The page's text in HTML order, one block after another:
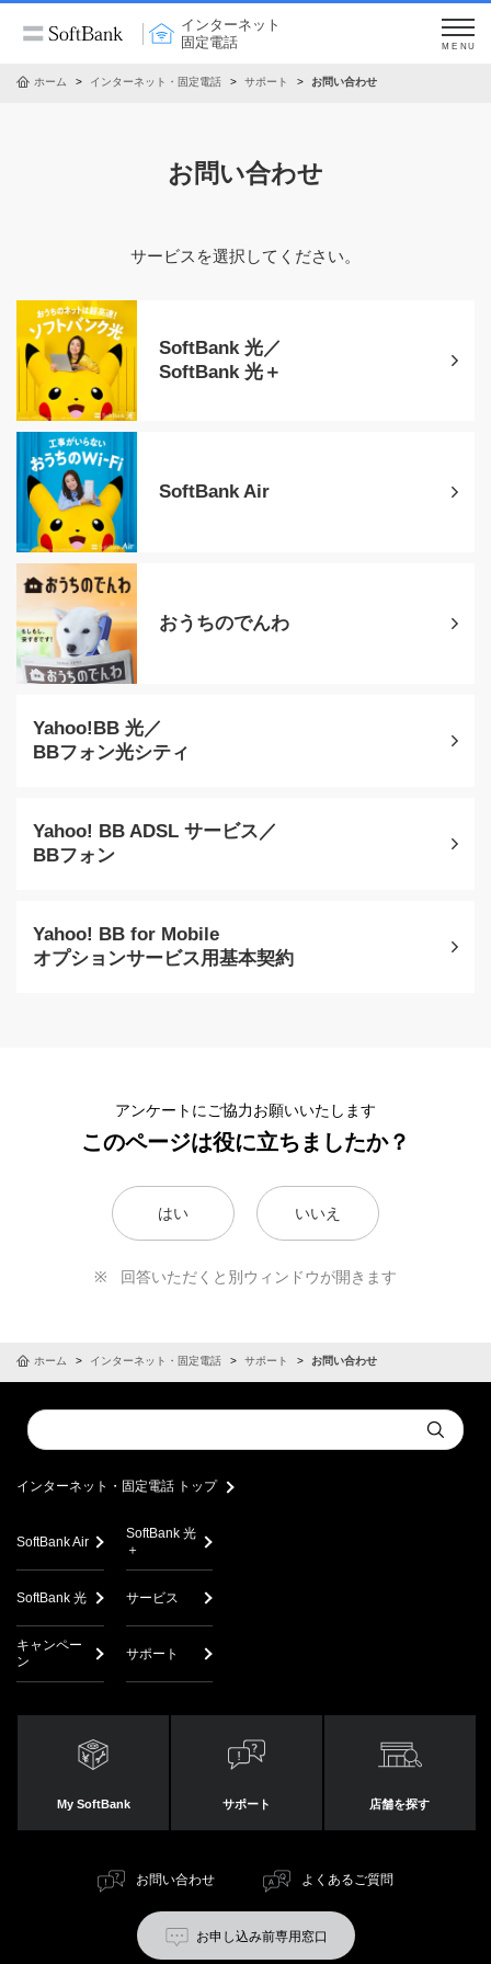
インターネット
固定電話
MENU
ホーム インターネット・固定電話 サポート お問い合わせ
お問い合わせ
サービスを選択してください。
SoftBank 光／
SoftBank 光＋
SoftBank Air
おうちのでんわ
Yahoo!BB 光／
BBフォン光シティ
Yahoo! BB ADSL サービス／
BBフォン
Yahoo! BB for Mobile
オプションサービス用基本契約
アンケートにご協力お願いいたします
このページは役に立ちましたか？
はい いいえ
回答いただくと別ウィンドウが開きます
ホーム インターネット・固定電話 サポート お問い合わせ
Conduct
a
Submit
インターネット・固定電話 トップ
SoftBank Air
SoftBank 光
＋
SoftBank 光 サービス
キャンペー
ン
サポート
My SoftBank サポート 店舗を探す
お問い合わせ よくあるご質問
お申し込み前専用窓口